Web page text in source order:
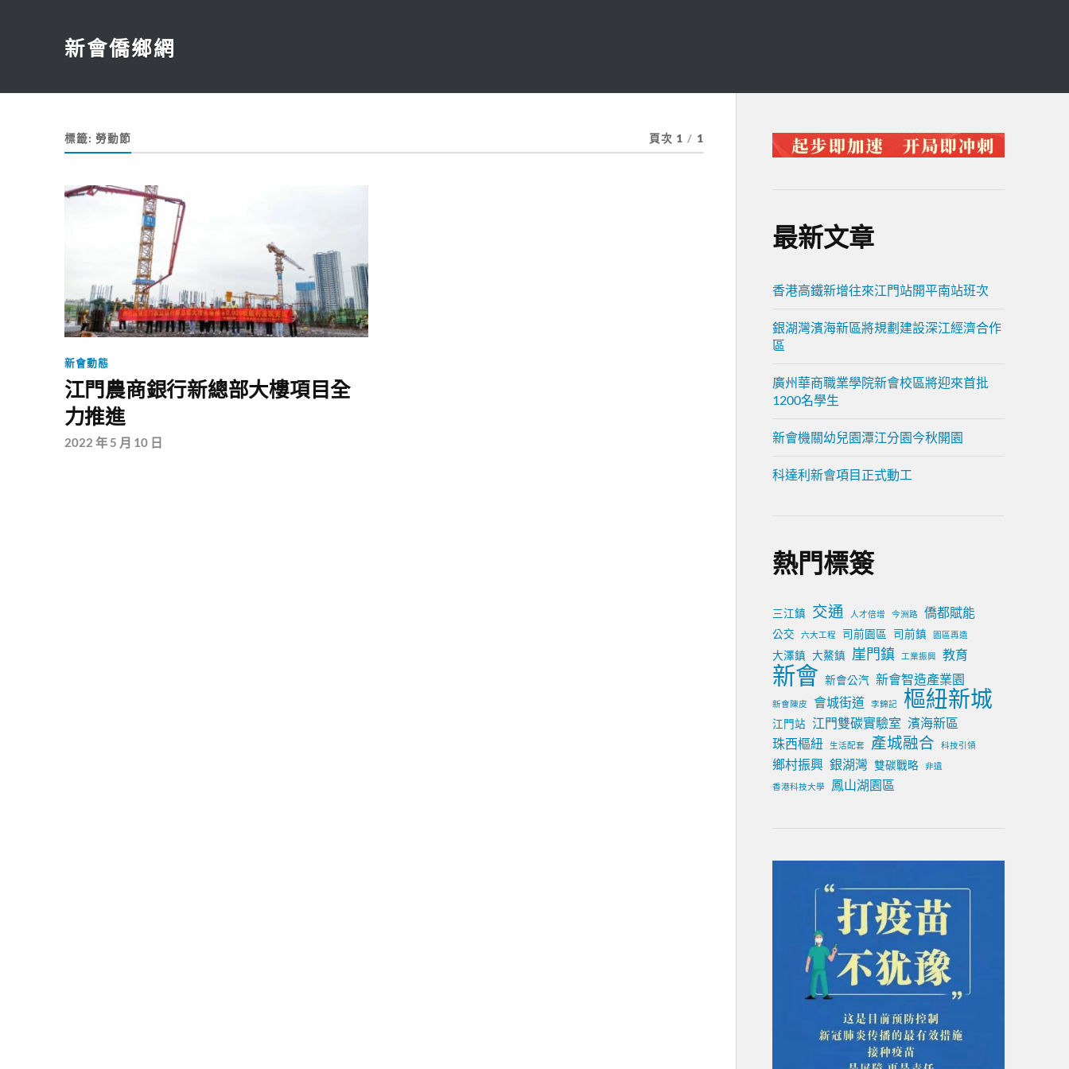
新會僑鄉網
標籤: 勞動節 頁次 1 / 1
新會動態
江門農商銀行新總部大樓項目全
力推進
2022 年 5 月 10 日
最新文章
香港高鐵新增往來江門站開平南站班次
銀湖灣濱海新區將規劃建設深江經濟合作
區
廣州華商職業學院新會校區將迎來首批
1200名學生
新會機關幼兒園潭江分園今秋開園
科達利新會項目正式動工
熱門標簽
三江鎮 交通 人才倍增 今洲路 僑都賦能
公交 六大工程 司前園區 司前鎮 園區再造
大澤鎮 大鰲鎮 崖門鎮 工業振興 教育
新會 新會公汽 新會智造產業園
新會陳皮 會城街道 李錦記 樞紐新城
江門站 江門雙碳實驗室 濱海新區
珠西樞紐
生活配套 產城融合 科技引領
鄉村振興 銀湖灣 雙碳戰略
非遺
香港科技大學
鳳山湖園區